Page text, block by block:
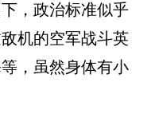
，政治标准似乎
机的空军战斗英
，虽然身体有小